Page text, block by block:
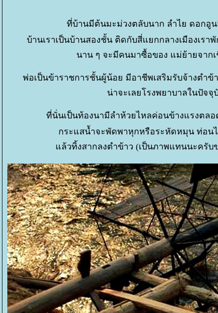
ที่บ้านมีต้นมะม่วงตลับนาก ลำไย ดอกอู
บ้านเราเป็นบ้านสองชั้น ติดกับสี่แยกกลางเมืองเร
นาน ๆ จะมีคนมาซื้อของ แม่ย้ายจาก
พ่อเป็นข้าราชการชั้นผู้น้อย มีอาชีพเสริมรับจ้างตำ
น่าจะเลยโรงพยาบาลในปัจ
ที่นั่นเป็นท้องนามีลำห้วยไหลค่อนข้างแรงตล
กระแสน้ำจะพัดพาหุกหรือระหัดหมุน ท่อน
ล้วทิ้งสากลงตำข้าว (เป็นภาพแทนนะครับ